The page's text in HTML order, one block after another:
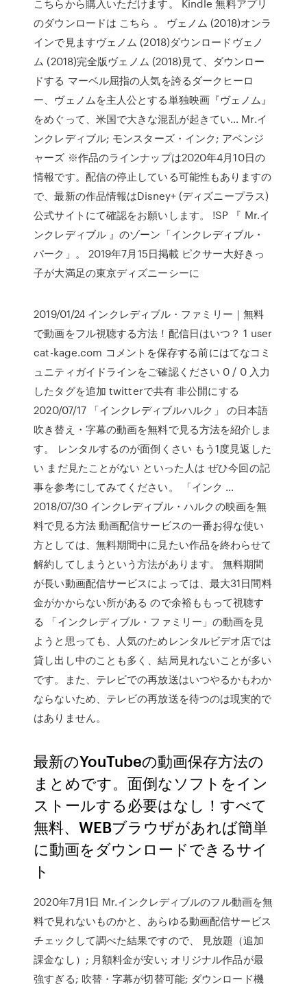
こちらから購入いただけます。 Kindle 無料アプリ
のダウンロードは こちら 。 ヴェノム (2018)オンラ
インで見ますヴェノム (2018)ダウンロードヴェノ
ム (2018)完全版ヴェノム (2018)見て、ダウンロー
ドする マーベル屈指の人気を誇るダークヒーロ
ー、ヴェノムを主人公とする単独映画『ヴェノム』
をめぐって、米国で大きな混乱が起きてい… Mr.イ
ンクレディブル; モンスターズ・インク; アベンジ
ャーズ ※作品のラインナップは2020年4月10日の
情報です。配信の停止している可能性もありますの
で、最新の作品情報はDisney+ (ディズニープラス)
公式サイトにて確認をお願いします。 !SP 『 Mr.イ
ンクレディブル 』のゾーン「インクレディブル・
パーク」。 2019年7月15日掲載 ピクサー大好きっ
子が大満足の東京ディズニーシーに
2019/01/24 インクレディブル・ファミリー｜無料
で動画をフル視聴する方法！配信日はいつ？ 1 user
cat-kage.com コメントを保存する前にはてなコミ
ュニティガイドラインをご確認ください 0 / 0 入力
したタグを追加 twitterで共有 非公開にする
2020/07/17 「インクレディブルハルク」 の日本語
吹き替え・字幕の動画を無料で見る方法を紹介しま
す。 レンタルするのが面倒くさい もう1度見返した
い まだ見たことがない といった人は ぜひ今回の記
事を参考にしてみてください。 「インク …
2018/07/30 インクレディブル・ハルクの映画を無
料で見る方法 動画配信サービスの一番お得な使い
方としては、無料期間中に見たい作品を終わらせて
解約してしまうという方法があります。 無料期間
が長い動画配信サービスによっては、最大31日間料
金がかからない所がある ので余裕ももって視聴す
る 「インクレディブル・ファミリー」の動画を見
ようと思っても、人気のためレンタルビデオ店では
貸し出し中のことも多く、結局見れないことが多い
です。また、テレビでの再放送はいつやるかもわか
ならないため、テレビの再放送を待つのは現実的で
はありません。
最新のYouTubeの動画保存方法の
まとめです。面倒なソフトをイン
ストールする必要はなし！すべて
無料、WEBブラウザがあれば簡単
に動画をダウンロードできるサイ
ト
2020年7月1日 Mr.インクレディブルのフル動画を無
料で見れないものかと、あらゆる動画配信サービス
チェックして調べた結果ですので、 見放題（追加
課金なし）; 月額料金が安い; オリジナル作品が最
強すぎる; 吹替・字幕が切替可能; ダウンロード機